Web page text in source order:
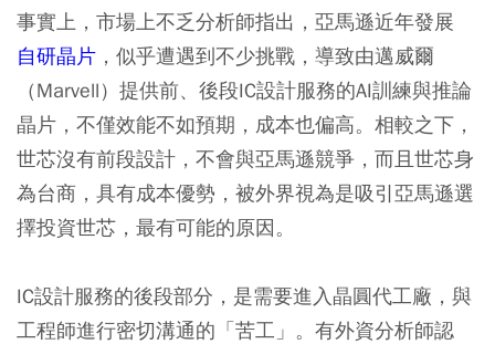
事實上，市場上不乏分析師指出，亞馬遜近年發展
自研晶片 ，似乎遭遇到不少挑戰，導致由邁威爾
（Marvell）提供前、後段IC設計服務的AI訓練與推論
晶片，不僅效能不如預期，成本也偏高。相較之下，
世芯沒有前段設計，不會與亞馬遜競爭，而且世芯身
為台商，具有成本優勢，被外界視為是吸引亞馬遜選
擇投資世芯，最有可能的原因。
IC設計服務的後段部分，是需要進入晶圓代工廠，與
工程師進行密切溝通的「苦工」。有外資分析師認